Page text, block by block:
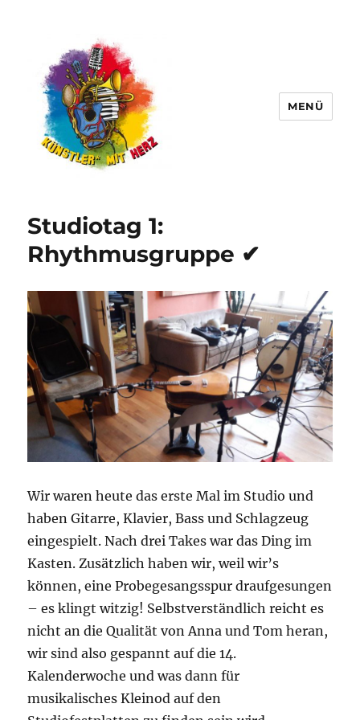
MENÜ
Studiotag 1:
Rhythmusgruppe ✔
Wir waren heute das erste Mal im Studio und
haben Gitarre, Klavier, Bass und Schlagzeug
eingespielt. Nach drei Takes war das Ding im
Kasten. Zusätzlich haben wir, weil wir’s
können, eine Probegesangsspur draufgesungen
– es klingt witzig! Selbstverständlich reicht es
nicht an die Qualität von Anna und Tom heran,
wir sind also gespannt auf die 14.
Kalenderwoche und was dann für
musikalisches Kleinod auf den